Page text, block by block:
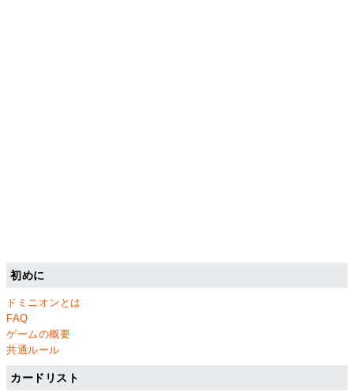
初めに
ドミニオンとは
FAQ
ゲームの概要
共通ルール
カードリスト